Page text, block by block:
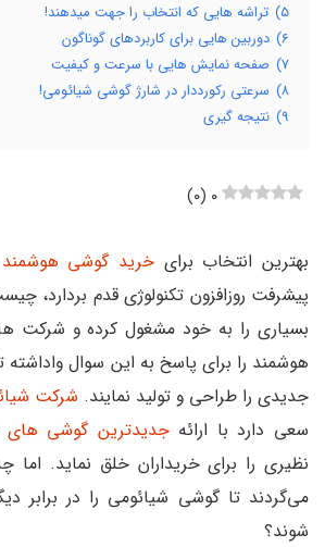
۵) تراشه هایی که انتخاب را جهت می‎دهند!
۶) دوربین هایی برای کاربردهای گوناگون
۷) صفحه نمایش هایی با سرعت و کیفیت
۸) سرعتی رکورددار در شارژ گوشی شیائومی!
۹) نتیجه گیری
۰ (۰)
بهترین انتخاب برای خرید گوشی هوشمند
پیشرفت روزافزون تکنولوژی قدم
بسیاری را به خود مشغول کرده و شرکت
هوشمند را برای پاسخ به این سوال واداشته
جدیدی را طراحی و تولید ‌نمایند. شرکت
سعی دارد با ارائهجدیدترین گوشی های
نظیری را برای خریداران خلق نماید.
می‌گردند تا گوشی شیائومی را در برابر
شوند؟